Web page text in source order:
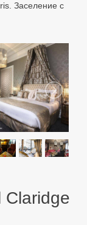
Заселение с
Claridge